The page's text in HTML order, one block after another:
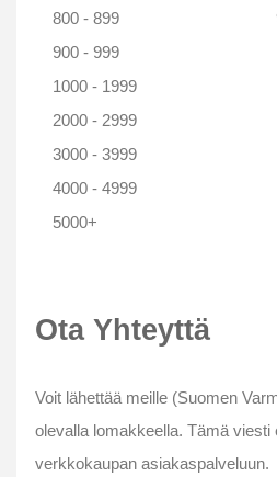
800 - 899
900 - 999
1000 - 1999
2000 - 2999
3000 - 3999
4000 - 4999
5000+
Ota Yhteyttä
Voit lähettää meille (Suomen
olevalla lomakkeella. Tämä viesti
verkkokaupan asiakaspalveluun.